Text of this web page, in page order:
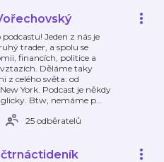
Jeden z nás je
trader, a spolu se
financích, politice a
Děláme taky
z celého světa: od
York. Podcast je někdy
Btw, nemáme p…
25 odběratelů